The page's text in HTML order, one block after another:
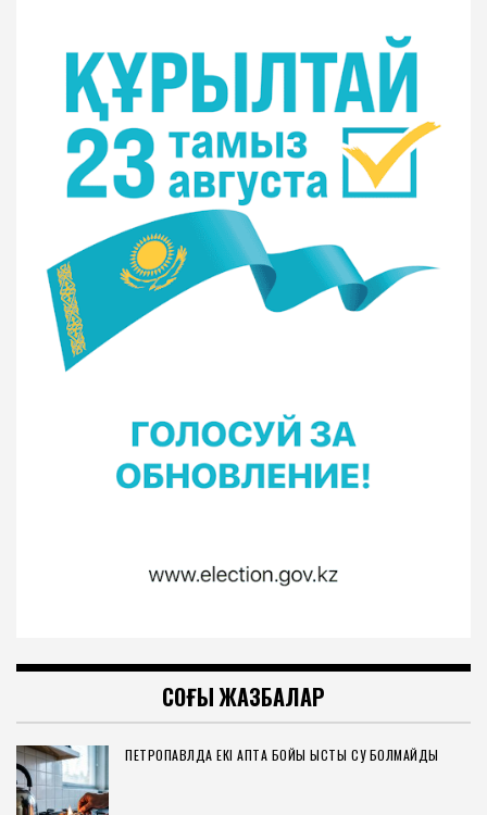
СОҢҒЫ ЖАЗБАЛАР
ПЕТРОПАВЛДА ЕКІ АПТА БОЙЫ ЫСТЫҚ СУ БОЛМАЙДЫ